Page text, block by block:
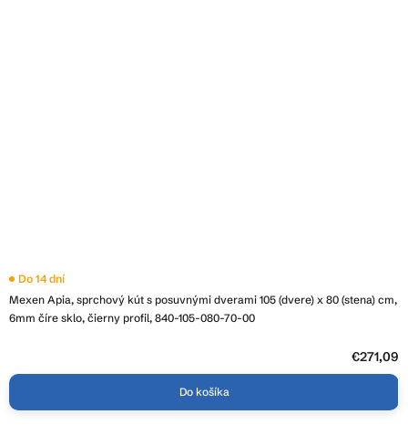
Mexen Apia, sprchový kút s posuvnými dverami 105 (dvere) x 80 (stena) cm,
6mm číre sklo, čierny profil, 840-105-080-70-00
Do 14 dní
€271,09
Do košíka